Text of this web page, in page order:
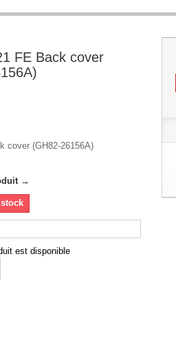
FE Back cover
cover (GH82-26156A)
→
est disponible